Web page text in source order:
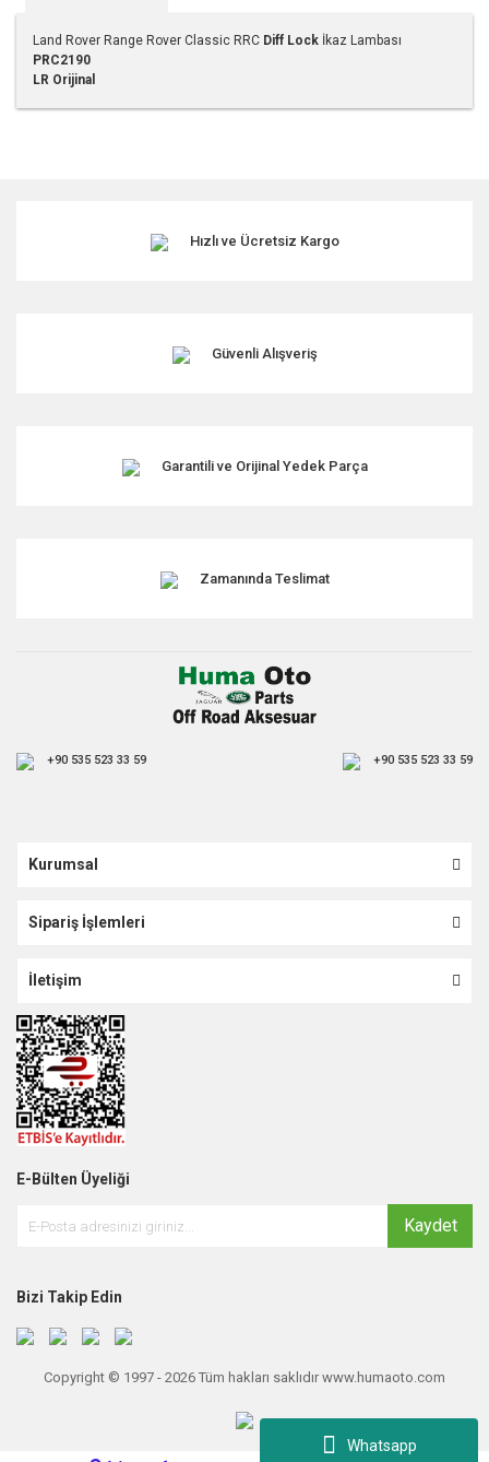
Whatsapp
Land Rover Range Rover Classic RRC Diff Lock İkaz Lambası
PRC2190
LR Orijinal
Ürün resmi kalitesiz, bozuk veya görüntülenemiyor.
Ürün fiyatı diğer sitelerden daha pahalı.
Hızlı ve Ücretsiz Kargo
Güvenli Alışveriş
Garantili ve Orijinal Yedek Parça
Zamanında Teslimat
+90 535 523 33 59 +90 535 523 33 59
Kurumsal
Sipariş İşlemleri
İletişim
E-Bülten Üyeliği
Kaydet
Bizi Takip Edin
Copyright © 1997 - 2026 Tüm hakları saklıdır www.humaoto.com